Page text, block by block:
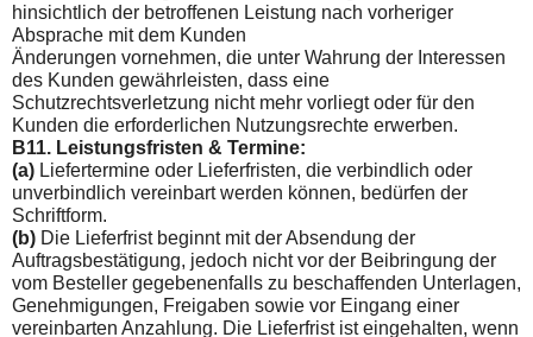
hinsichtlich der be­troffenen Leistung nach vorheriger
Absprache mit dem Kunden
Änderungen vornehmen, die unter Wahrung der Interessen
des Kunden gewährleisten, dass eine
Schutzrechtsverletzung nicht mehr vorliegt oder für den
Kunden die erforderlichen Nutzungs­rechte erwerben.
B11. Leistungsfristen & Termine:
(a) Liefertermine oder Lieferfristen, die verbindlich oder
unverbindlich vereinbart werden können, bedürfen der
Schriftform.
(b) Die Lieferfrist beginnt mit der Absendung der
Auftragsbestätigung, jedoch nicht vor der Beibringung der
vom Besteller gegebenenfalls zu beschaffenden Unterlagen,
Genehmigungen, Freigaben sowie vor Eingang einer
vereinbarten Anzahlung. Die Lieferfrist ist eingehalten, wenn